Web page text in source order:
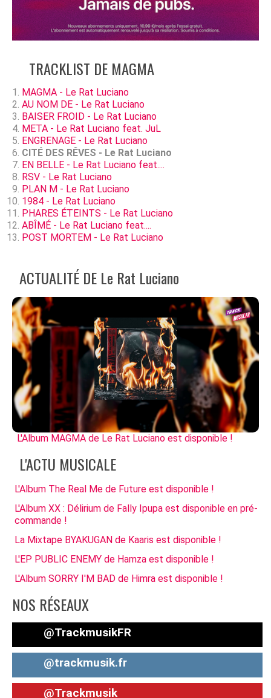
TRACKLIST DE MAGMA
MAGMA - Le Rat Luciano
AU NOM DE - Le Rat Luciano
BAISER FROID - Le Rat Luciano
META - Le Rat Luciano feat. JuL
ENGRENAGE - Le Rat Luciano
CITÉ DES RÊVES - Le Rat Luciano
EN BELLE - Le Rat Luciano feat....
RSV - Le Rat Luciano
PLAN M - Le Rat Luciano
1984 - Le Rat Luciano
PHARES ÉTEINTS - Le Rat Luciano
ABÎMÉ - Le Rat Luciano feat....
POST MORTEM - Le Rat Luciano
ACTUALITÉ DE Le Rat Luciano
L'Album MAGMA de Le Rat Luciano est disponible !
L'ACTU MUSICALE
L'Album The Real Me de Future est disponible !
L'Album XX : Délirium de Fally Ipupa est disponible en pré-
commande !
La Mixtape BYAKUGAN de Kaaris est disponible !
L'EP PUBLIC ENEMY de Hamza est disponible !
L'Album SORRY I'M BAD de Himra est disponible !
NOS RÉSEAUX
@TrackmusikFR
@trackmusik.fr
@Trackmusik